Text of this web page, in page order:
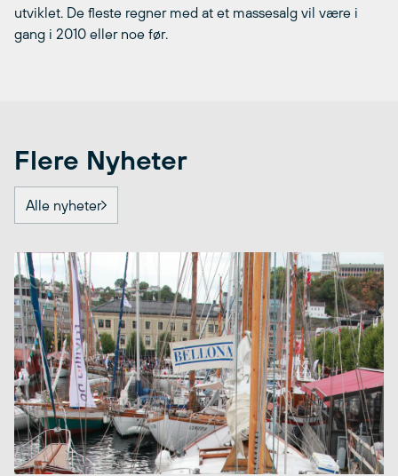
utviklet. De fleste regner med at et massesalg vil være i
gang i 2010 eller noe før.
Flere Nyheter
Alle nyheter